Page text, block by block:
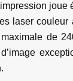
joue
laser couleur
de